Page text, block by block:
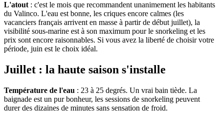
L'atout : c'est le mois que recommandent unanimement les habitants
du Valinco. L'eau est bonne, les criques encore calmes (les
vacanciers français arrivent en masse à partir de début juillet), la
visibilité sous-marine est à son maximum pour le snorkeling et les
prix sont encore raisonnables. Si vous avez la liberté de choisir votre
période, juin est le choix idéal.
Juillet : la haute saison s'installe
Température de l'eau : 23 à 25 degrés. Un vrai bain tiède. La
baignade est un pur bonheur, les sessions de snorkeling peuvent
durer des dizaines de minutes sans sensation de froid.